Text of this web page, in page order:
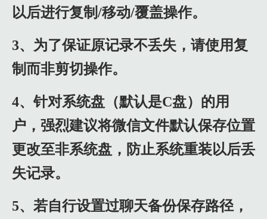
以后进行复制/移动/覆盖操作。
3、为了保证原记录不丢失，请使用复
制而非剪切操作。
4、针对系统盘（默认是C盘）的用
户，强烈建议将微信文件默认保存位置
更改至非系统盘，防止系统重装以后丢
失记录。
5、若自行设置过聊天备份保存路径，